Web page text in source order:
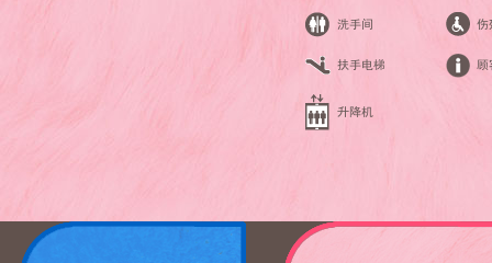
洗手间 伤
扶手电梯 顾
升降机